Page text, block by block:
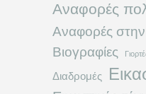
Αναφορές
Αναφορές στην
Βιογραφίες
Διαδρομές